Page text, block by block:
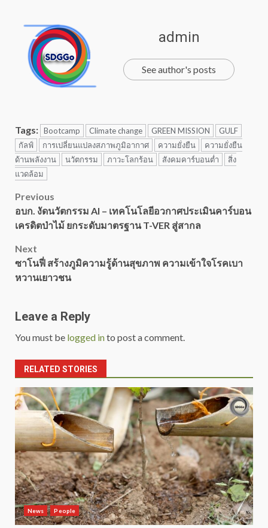
admin
See author's posts
Tags: Bootcamp Climate change GREEN MISSION
GULF
กัลฟ์
การเปลี่ยนแปลงสภาพภูมิอากาศ ความยั่งยืน
ความยั่งยืน
ด้านพลังงาน
นวัตกรรม ภาวะโลกร้อน สังคมคาร์บอนต่ำ
สิ่ง
แวดล้อม
Post
navigation
Previous
อบก. งัดนวัตกรรม AI – เทคโนโลยีอวกาศประเมินคาร์บอน
เครดิตป่าไม้ ยกระดับมาตรฐาน T-VER สู่สากล
Next
ซาโนฟี่ สร้างภูมิความรู้ด้านสุขภาพ ความเข้าใจโรคเบา
หวานเยาวชน
Leave a Reply
You must be logged into post a comment.
RELATED STORIES
News People